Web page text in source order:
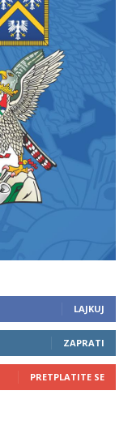
LAJKUJ
ZAPRATI
PRETPLATITE SE